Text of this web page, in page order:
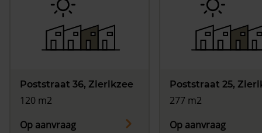
Poststraat 36, Zierikzee
120 m2
Op aanvraag
Poststraat 25,
277 m2
Op aanvraag